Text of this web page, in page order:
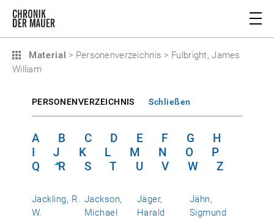
Material > Personenverzeichnis > Fulbright, James
William
PERSONENVERZEICHNIS Schließen
A B C D E F G
H
I
J K L M N O
P
Q
R S T U V W Z
Jackling, R.
W.
Jackson,
Michael
Jäger,
Harald
Jähn,
Sigmund